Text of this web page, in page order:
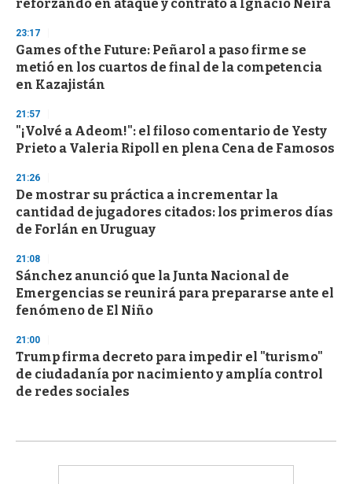
reforzando en ataque y contrató a Ignacio Neira
23:17
Games of the Future: Peñarol a paso firme se
metió en los cuartos de final de la competencia
en Kazajistán
21:57
"¡Volvé a Adeom!": el filoso comentario de Yesty
Prieto a Valeria Ripoll en plena Cena de Famosos
21:26
De mostrar su práctica a incrementar la
cantidad de jugadores citados: los primeros días
de Forlán en Uruguay
21:08
Sánchez anunció que la Junta Nacional de
Emergencias se reunirá para prepararse ante el
fenómeno de El Niño
21:00
Trump firma decreto para impedir el "turismo"
de ciudadanía por nacimiento y amplía control
de redes sociales